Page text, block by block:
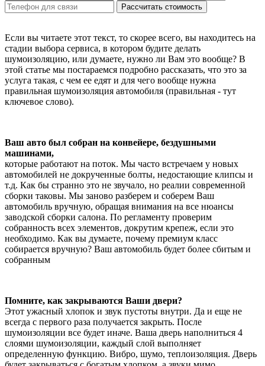
Рассчитать стоимость
Если вы читаете этот текст, то скорее всего, вы находитесь на
стадии выбора сервиса, в котором будите делать
шумоизоляцию, или думаете, нужно ли Вам это вообще? В
этой статье мы постараемся подробно рассказать, что это за
услуга такая, с чем ее едят и для чего вообще нужна
правильная шумоизоляция автомобиля (правильная - тут
ключевое слово).
Ваш авто был собран на конвейере, бездушными
машинами,
которые работают на поток. Мы часто встречаем у новых
автомобилей не докрученные болты, недостающие клипсы и
т.д. Как бы странно это не звучало, но реалии современной
сборки таковы. Мы заново разберем и соберем Ваш
автомобиль вручную, обращая внимания на все нюансы
заводской сборки салона. По регламенту проверим
собранность всех элементов, докрутим крепеж, если это
необходимо. Как вы думаете, почему премиум класс
собирается вручную? Ваш автомобиль будет более сбитым и
собранным
Помните, как закрываются Ваши двери?
Этот ужасный хлопок и звук пустоты внутри. Да и еще не
всегда с первого раза получается закрыть. После
шумоизоляции все будет иначе. Ваша дверь наполниться 4
слоями шумоизоляции, каждый слой выполняет
определенную функцию. Вибро, шумо, теплоизоляция. Дверь